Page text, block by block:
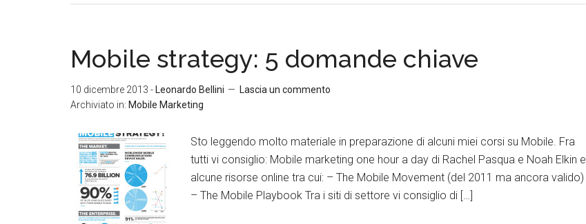
Mobile strategy: 5 domande chiave
10 dicembre 2013 - Leonardo Bellini
Lascia un commento
Archiviato in: Mobile Marketing
Sto leggendo molto materiale in preparazione di alcuni miei corsi su Mobile. Fra
tutti vi consiglio: Mobile marketing one hour a day di Rachel Pasqua e Noah Elkin e
alcune risorse online tra cui: – The Mobile Movement (del 2011 ma ancora valido)
– The Mobile Playbook Tra i siti di settore vi consiglio di […]